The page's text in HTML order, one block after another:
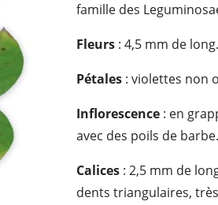
famille des
Fleurs : 4,5 mm de long.
Pétales : violettes non
Inflorescence : en
avec des poils de barbe.
Calices : 2,5 mm de
dents triangulaires,